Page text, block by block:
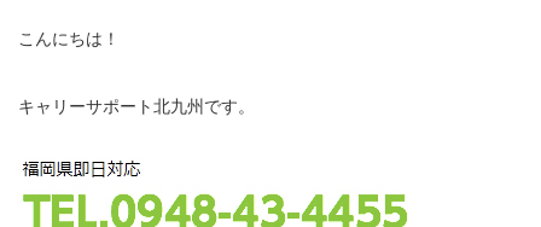
こんにちは！
キャリーサポート北九州です。